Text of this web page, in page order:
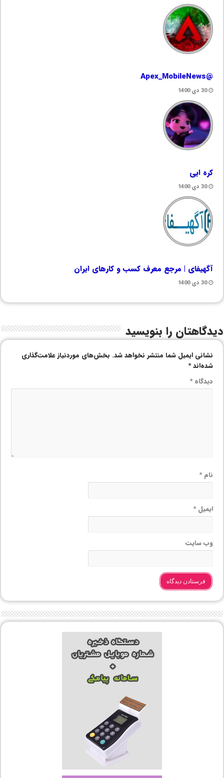
@Apex_MobileNews
30 دی 1400
کره ایی
30 دی 1400
آگهیفای | مرجع معرف کسب و کارهای ایران
30 دی 1400
دیدگاهتان را بنویسید
نشانی ایمیل شما منتشر نخواهد شد. بخش‌های موردنیاز علامت‌گذاری
شده‌اند*
دیدگاه*
نام*
ایمیل*
وب‌ سایت